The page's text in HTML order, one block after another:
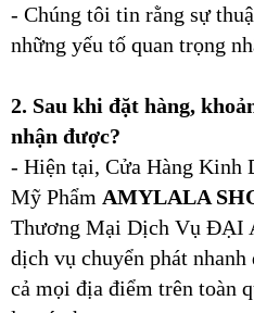
- Chúng tôi tin rằng sự
những yếu tố quan trọng
2. Sau khi đặt hàng,
nhận được?
- Hiện tại, Cửa Hàng Kinh
Mỹ Phẩm AMYLALA
Thương Mại Dịch Vụ ĐẠI
dịch vụ chuyển phát nhanh
cả mọi địa điểm trên toàn